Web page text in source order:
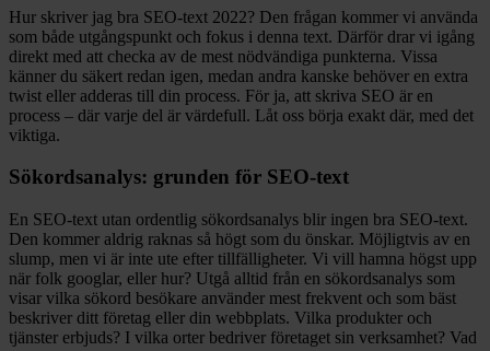
Hur skriver jag bra SEO-text 2022? Den frågan kommer vi använda
som både utgångspunkt och fokus i denna text. Därför drar vi igång
direkt med att checka av de mest nödvändiga punkterna. Vissa
känner du säkert redan igen, medan andra kanske behöver en extra
twist eller adderas till din process. För ja, att skriva SEO är en
process – där varje del är värdefull. Låt oss börja exakt där, med det
viktiga.
Sökordsanalys: grunden för SEO-text
En SEO-text utan ordentlig sökordsanalys blir ingen bra SEO-text.
Den kommer aldrig raknas så högt som du önskar. Möjligtvis av en
slump, men vi är inte ute efter tillfälligheter. Vi vill hamna högst upp
när folk googlar, eller hur? Utgå alltid från en sökordsanalys som
visar vilka sökord besökare använder mest frekvent och som bäst
beskriver ditt företag eller din webbplats. Vilka produkter och
tjänster erbjuds? I vilka orter bedriver företaget sin verksamhet? Vad